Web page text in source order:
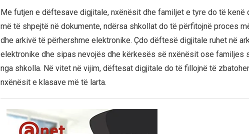
Me futjen e dëftesave digjitale, nxënësit dhe familjet e tyre do të kenë
më të shpejtë në dokumente, ndërsa shkollat do të përfitojnë proces
dhe arkivë të përhershme elektronike. Çdo dëftesë digjitale ruhet në
elektronike dhe sipas nevojës dhe kërkesës së nxënësit ose familjes
nga shkolla. Në vitet në vijim, dëftesat digjitale do të fillojnë të
nxënësit e klasave më të larta.